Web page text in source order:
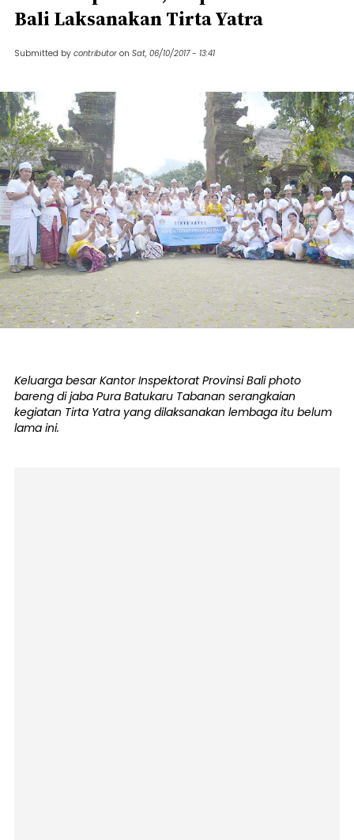
Bali Laksanakan Tirta Yatra
Submitted by contributor on Sat, 06/10/2017 - 13:41
Keluarga besar Kantor Inspektorat Provinsi Bali photo
bareng di jaba Pura Batukaru Tabanan serangkaian
kegiatan Tirta Yatra yang dilaksanakan lembaga itu belum
lama ini.